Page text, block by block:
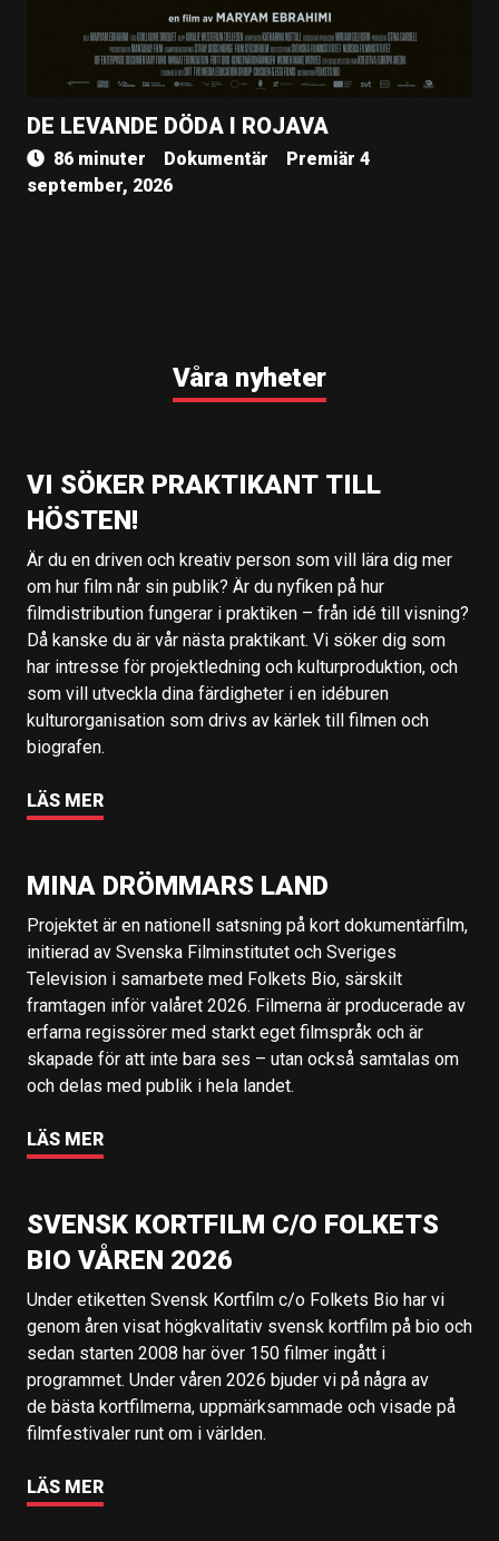
DE LEVANDE DÖDA I ROJAVA
86 minuter Dokumentär
Premiär 4
september, 2026
Våra nyheter
VI SÖKER PRAKTIKANT TILL
HÖSTEN!
Är du en driven och kreativ person som vill lära dig mer
om hur film når sin publik? Är du nyfiken på hur
filmdistribution fungerar i praktiken – från idé till visning?
Då kanske du är vår nästa praktikant. Vi söker dig som
har intresse för projektledning och kulturproduktion, och
som vill utveckla dina färdigheter i en idéburen
kulturorganisation som drivs av kärlek till filmen och
biografen.
LÄS MER
MINA DRÖMMARS LAND
Projektet är en nationell satsning på kort dokumentärfilm,
initierad av Svenska Filminstitutet och Sveriges
Television i samarbete med Folkets Bio, särskilt
framtagen inför valåret 2026. Filmerna är producerade av
erfarna regissörer med starkt eget filmspråk och är
skapade för att inte bara ses – utan också samtalas om
och delas med publik i hela landet.
LÄS MER
SVENSK KORTFILM C/O FOLKETS
BIO VÅREN 2026
Under etiketten Svensk Kortfilm c/o Folkets Bio har vi
genom åren visat högkvalitativ svensk kortfilm på bio och
sedan starten 2008 har över 150 filmer ingått i
programmet. Under våren 2026 bjuder vi på några av
de bästa kortfilmerna, uppmärksammade och visade på
filmfestivaler runt om i världen.
LÄS MER